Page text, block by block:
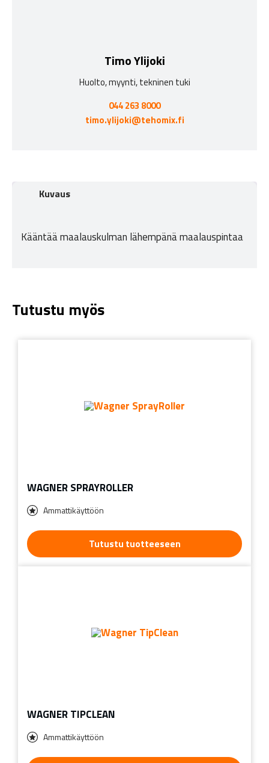
Timo Ylijoki
Huolto, myynti, tekninen tuki
044 263 8000
timo.ylijoki@tehomix.fi
Kuvaus
Kääntää maalauskulman lähempänä maalauspintaa
Tutustu myös
WAGNER SPRAYROLLER
Ammattikäyttöön
Tutustu tuotteeseen
WAGNER TIPCLEAN
Ammattikäyttöön